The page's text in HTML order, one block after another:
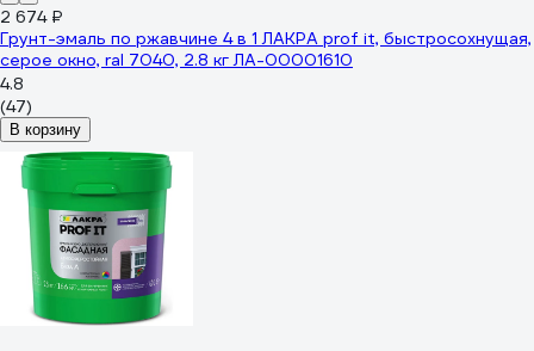
2 674 ₽
Грунт-эмаль по ржавчине 4 в 1 ЛАКРА prof it, быстросохнущая,
серое окно, ral 7040, 2.8 кг ЛА-00001610
4.8
(47)
В корзину